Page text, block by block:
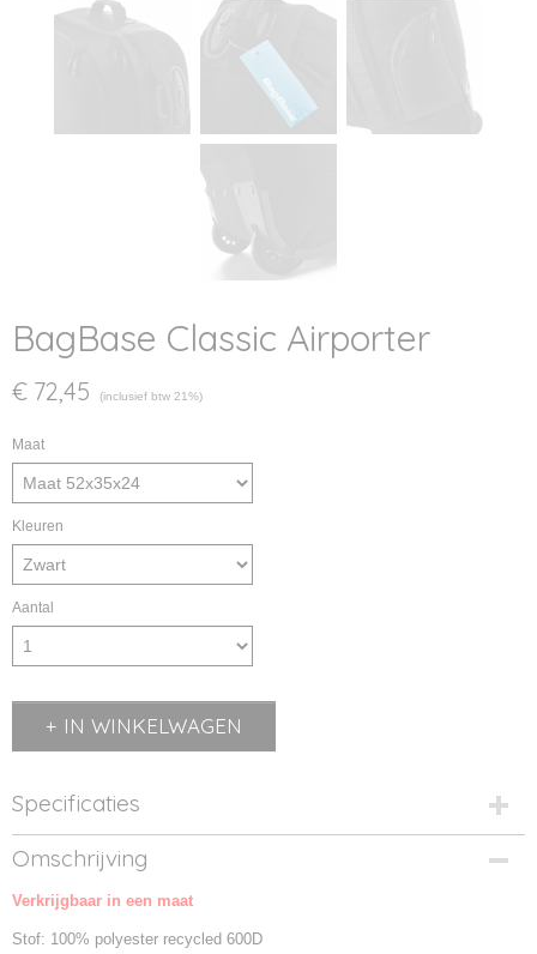
BagBase Classic Airporter
€ 72,45 (inclusief btw 21%)
Maat
Kleuren
Aantal
IN WINKELWAGEN
Specificaties
Productcode
BG25-01
Productcode leverancier
Omschrijving
Verkrijgbaar in een maat
Stof: 100% polyester recycled 600D